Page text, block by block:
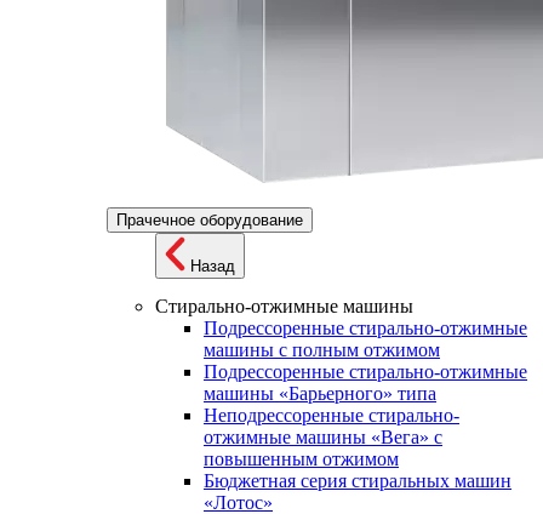
Прачечное оборудование
Назад
Стирально-отжимные машины
Подрессоренные стирально-отжимные
машины с полным отжимом
Подрессоренные стирально-отжимные
машины «Барьерного» типа
Неподрессоренные стирально-
отжимные машины «Вега» с
повышенным отжимом
Бюджетная серия стиральных машин
«Лотос»